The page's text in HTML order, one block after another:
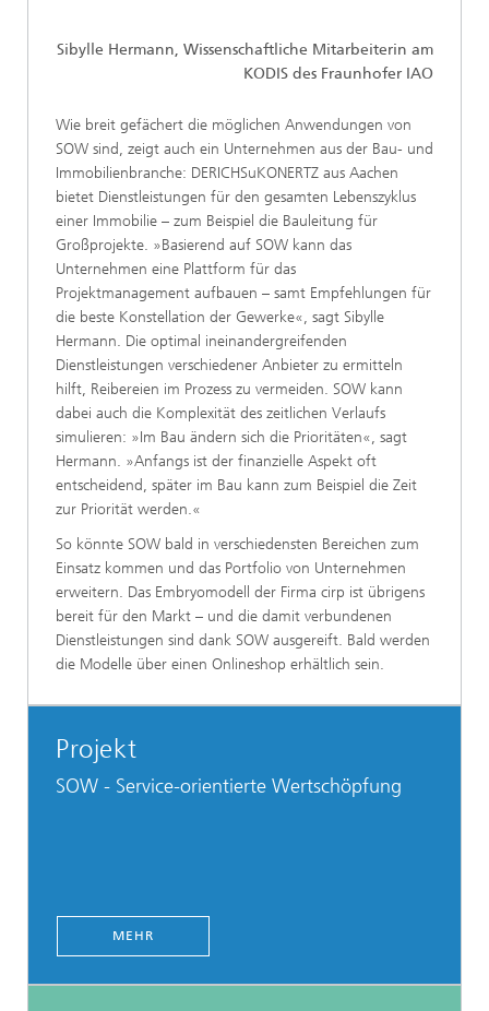
Sibylle Hermann, Wissenschaftliche Mitarbeiterin am
KODIS des Fraunhofer IAO
Wie breit gefächert die möglichen Anwendungen von
SOW sind, zeigt auch ein Unternehmen aus der Bau- und
Immobilienbranche: DERICHSuKONERTZ aus Aachen
bietet Dienstleistungen für den gesamten Lebenszyklus
einer Immobilie – zum Beispiel die Bauleitung für
Großprojekte. »Basierend auf SOW kann das
Unternehmen eine Plattform für das
Projektmanagement aufbauen – samt Empfehlungen für
die beste Konstellation der Gewerke«, sagt Sibylle
Hermann. Die optimal ineinandergreifenden
Dienstleistungen verschiedener Anbieter zu ermitteln
hilft, Reibereien im Prozess zu vermeiden. SOW kann
dabei auch die Komplexität des zeitlichen Verlaufs
simulieren: »Im Bau ändern sich die Prioritäten«, sagt
Hermann. »Anfangs ist der finanzielle Aspekt oft
entscheidend, später im Bau kann zum Beispiel die Zeit
zur Priorität werden.«
So könnte SOW bald in verschiedensten Bereichen zum
Einsatz kommen und das Portfolio von Unternehmen
erweitern. Das Embryomodell der Firma cirp ist übrigens
bereit für den Markt – und die damit verbundenen
Dienstleistungen sind dank SOW ausgereift. Bald werden
die Modelle über einen Onlineshop erhältlich sein.
Projekt
SOW - Service-orientierte Wertschöpfung
MEHR